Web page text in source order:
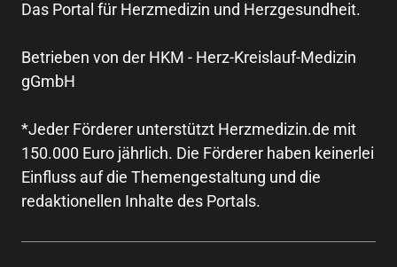
Das Portal für Herzmedizin und Herzgesundheit.
Betrieben von der HKM - Herz-Kreislauf-Medizin
gGmbH
*Jeder Förderer unterstützt Herzmedizin.de mit
150.000 Euro jährlich. Die Förderer haben keinerlei
Einfluss auf die Themengestaltung und die
redaktionellen Inhalte des Portals.